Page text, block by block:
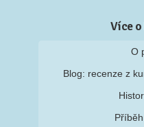
Více
O
Blog: recenze z